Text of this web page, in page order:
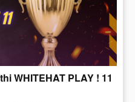
WHITEHAT PLAY ! 11